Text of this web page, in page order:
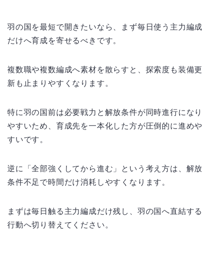
羽の国を最短で開きたいなら、まず毎日使う主力編成
だけへ育成を寄せるべきです。
複数職や複数編成へ素材を散らすと、探索度も装備更
新も止まりやすくなります。
特に羽の国前は必要戦力と解放条件が同時進行になり
やすいため、育成先を一本化した方が圧倒的に進めや
すいです。
逆に「全部強くしてから進む」という考え方は、解放
条件不足で時間だけ消耗しやすくなります。
まずは毎日触る主力編成だけ残し、羽の国へ直結する
行動へ切り替えてください。